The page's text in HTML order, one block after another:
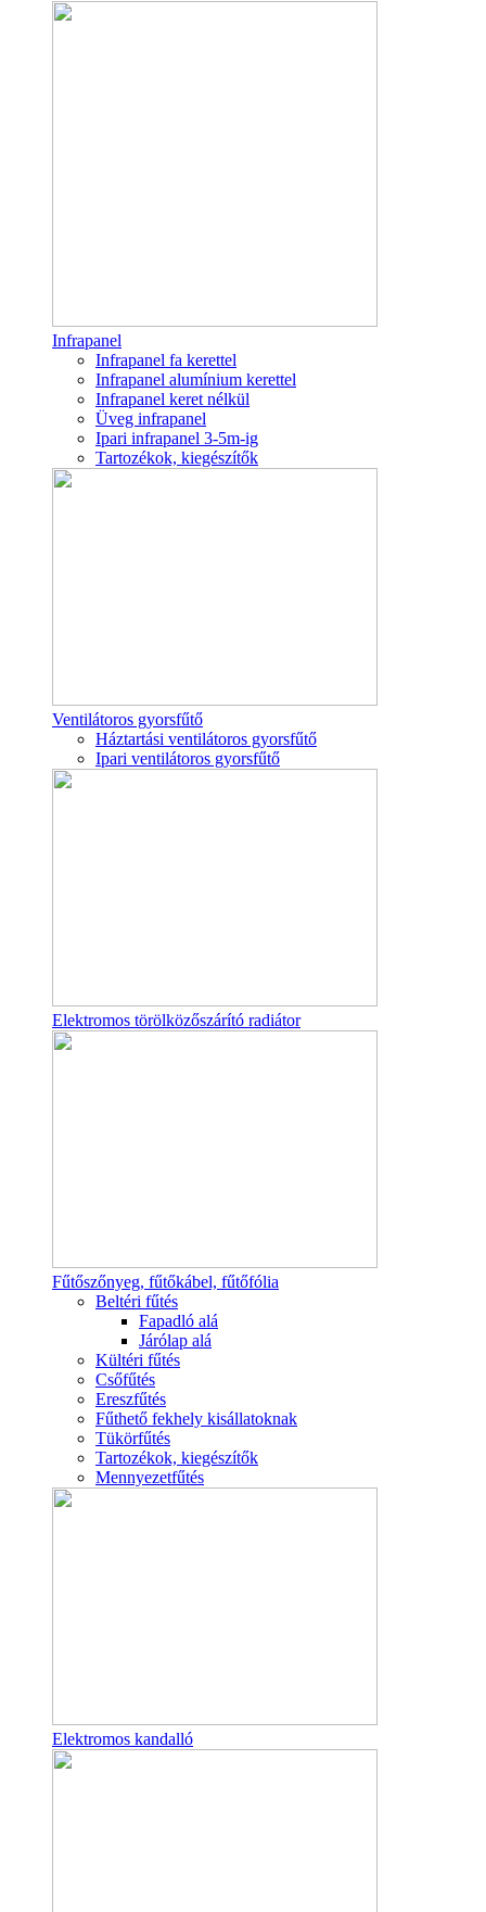
Infrapanel
Infrapanel fa kerettel
Infrapanel alumínium kerettel
Infrapanel keret nélkül
Üveg infrapanel
Ipari infrapanel 3-5m-ig
Tartozékok, kiegészítők
Ventilátoros gyorsfűtő
Háztartási ventilátoros gyorsfűtő
Ipari ventilátoros gyorsfűtő
Elektromos törölközőszárító radiátor
Fűtőszőnyeg, fűtőkábel, fűtőfólia
Beltéri fűtés
Fapadló alá
Járólap alá
Kültéri fűtés
Csőfűtés
Ereszfűtés
Fűthető fekhely kisállatoknak
Tükörfűtés
Tartozékok, kiegészítők
Mennyezetfűtés
Elektromos kandalló